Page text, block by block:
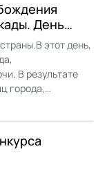
День
этот день,
В результате
города,
и создалась
[…]